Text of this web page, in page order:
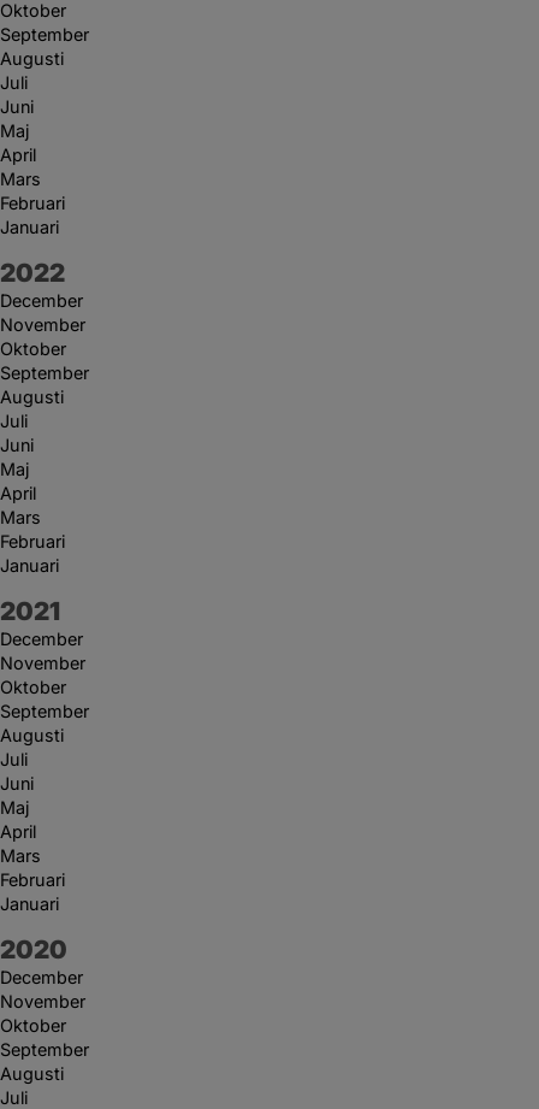
Oktober
September
Augusti
Juli
Juni
Maj
April
Mars
Februari
Januari
År:
2022
December
November
Oktober
September
Augusti
Juli
Juni
Maj
April
Mars
Februari
Januari
År:
2021
December
November
Oktober
September
Augusti
Juli
Juni
Maj
April
Mars
Februari
Januari
År:
2020
December
November
Oktober
September
Augusti
Juli